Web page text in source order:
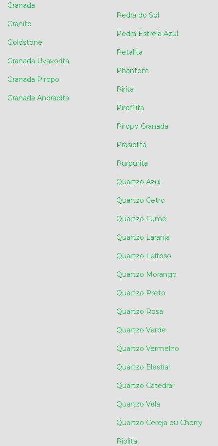
Granada
Granito
Goldstone
Granada Uvavorita
Granada Piropo
Granada Andradita
Pedra do Sol
Pedra Estrela Azul
Petalita
Phantom
Pirita
Pirofilita
Piropo Granada
Prasiolita
Purpurita
Quartzo Azul
Quartzo Cetro
Quartzo Fume
Quartzo Laranja
Quartzo Leitoso
Quartzo Morango
Quartzo Preto
Quartzo Rosa
Quartzo Verde
Quartzo Vermelho
Quartzo Elestial
Quartzo Catedral
Quartzo Vela
Quartzo Cereja ou Cherry
Riolita